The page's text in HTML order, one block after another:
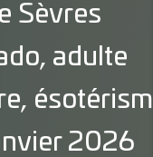
Sèvres
adulte
2026